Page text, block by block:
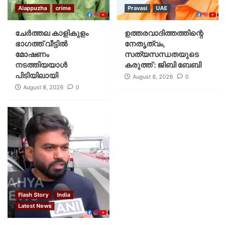
Alappuzha crime
ചേർത്തല കാളികുളം
ഭാഗത്ത് വീട്ടിൽ
മോഷണം
നടത്തിയയാൾ
പിടിയിലായി
August 8, 2026 0
Pravasi UAE
ഉത്തരവാദിത്തത്തിന്റെ
നേതൃത്വം,
സത്യസന്ധതയുടെ
കരുത്ത് : ജിബി ബേബി
August 8, 2026 0
Flash Story
India
Latest News